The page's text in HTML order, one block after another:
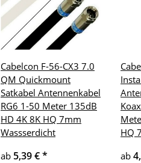
Cabelcon F-56-CX3 7.0
QM Quickmount
Satkabel Antennenkabel
RG6 1-50 Meter 135dB
HD 4K 8K HQ 7mm
Wassserdicht
ab 5,39 €*
HQ
ab